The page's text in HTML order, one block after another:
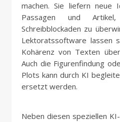
machen. Sie liefern neue
Passagen und
Schreibblockaden zu
Lektoratssoftware lassen
Kohärenz von Texten
Auch die Figurenfindung
Plots kann durch KI
ersetzt werden.
Neben diesen speziellen